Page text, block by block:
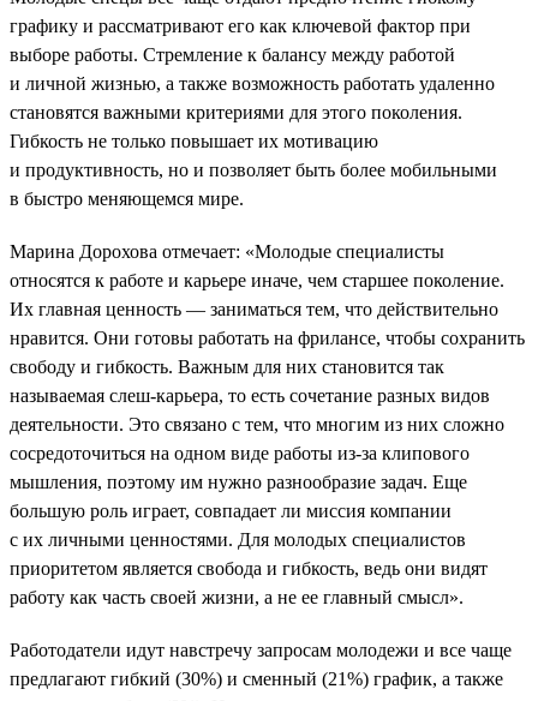
графику и рассматривают его как ключевой фактор при
выборе работы. Стремление к балансу между работой
и личной жизнью, а также возможность работать удаленно
становятся важными критериями для этого поколения.
Гибкость не только повышает их мотивацию
и продуктивность, но и позволяет быть более мобильными
в быстро меняющемся мире.
Марина Дорохова отмечает: «Молодые специалисты
относятся к работе и карьере иначе, чем старшее поколение.
Их главная ценность — заниматься тем, что действительно
нравится. Они готовы работать на фрилансе, чтобы сохранить
свободу и гибкость. Важным для них становится так
называемая слеш-карьера, то есть сочетание разных видов
деятельности. Это связано с тем, что многим из них сложно
сосредоточиться на одном виде работы из-за клипового
мышления, поэтому им нужно разнообразие задач. Еще
большую роль играет, совпадает ли миссия компании
с их личными ценностями. Для молодых специалистов
приоритетом является свобода и гибкость, ведь они видят
работу как часть своей жизни, а не ее главный смысл».
Работодатели идут навстречу запросам молодежи и все чаще
предлагают гибкий (30%) и сменный (21%) график, а также